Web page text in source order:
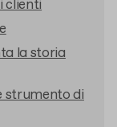
clienti
la storia
strumento di